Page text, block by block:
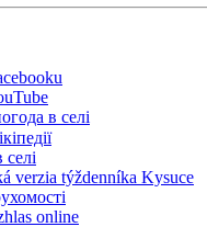
в селі
verzia týždenníka Kysuce
online